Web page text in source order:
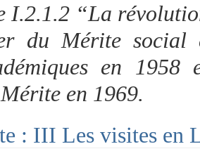
I.2.1.2 “La
du Mérite social
en 1958
en 1969.
: III Les visites en